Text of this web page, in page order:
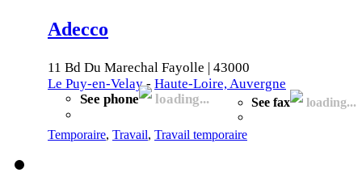
Adecco
11 Bd Du Marechal Fayolle | 43000
Le Puy-en-Velay- Haute-Loire, Auvergne
See phone
loading... See fax loading...
Temporaire, Travail, Travail temporaire